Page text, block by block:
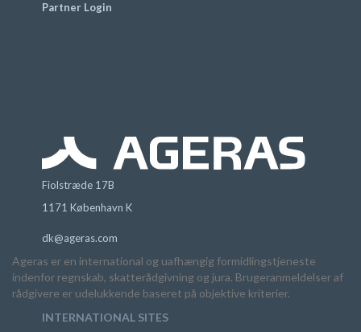
Partner Login
Fiolstræde 17B
1171 København K
dk@ageras.com
Ageras er en international og uafhængig formidlingstjeneste
indenfor regnskab, skatterådgivning og jura. Brugeranmeldelser af
rådgivere er udelukkende baseret på objektive kriterier.
INTERNATIONAL SITES